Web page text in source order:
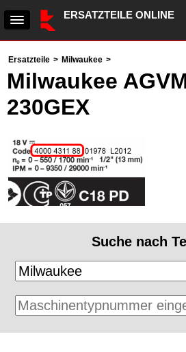
ERSATZTEILE ONLINE
Ersatzteile > Milwaukee >
Milwaukee
230GEX
Suche nach